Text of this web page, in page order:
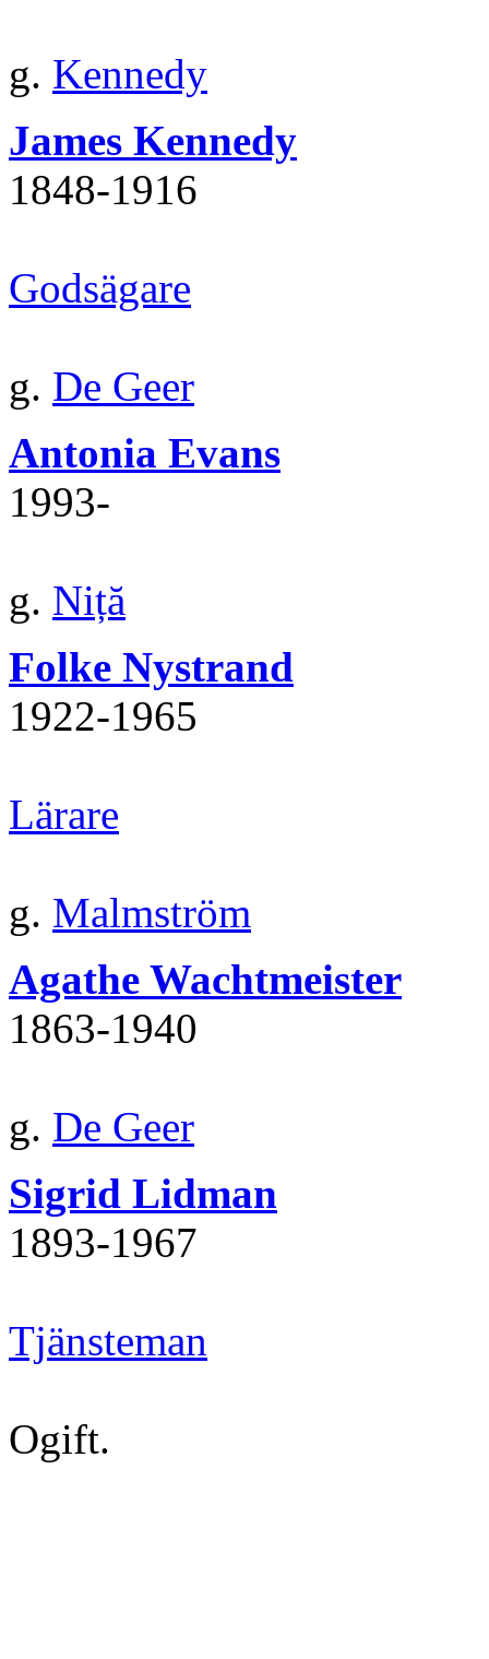
g. Kennedy
James Kennedy
1848‐1916
Godsägare
g. De Geer
Antonia Evans
1993‐
g. Niță
Folke Nystrand
1922‐1965
Lärare
g. Malmström
Agathe Wachtmeister
1863‐1940
g. De Geer
Sigrid Lidman
1893‐1967
Tjänsteman
Ogift.